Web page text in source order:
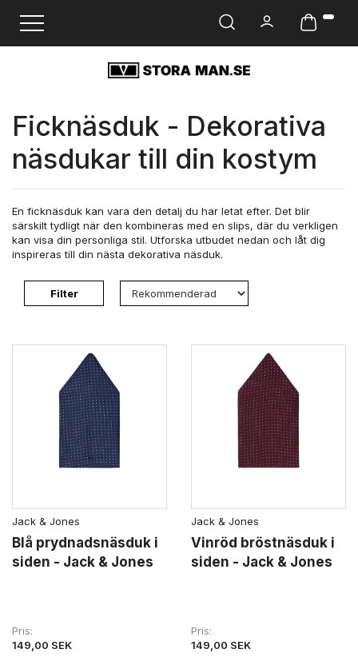
Ändra navigering
Ficknäsduk - Dekorativa
näsdukar till din kostym
En ficknäsduk kan vara den detalj du har letat efter. Det blir
särskilt tydligt när den kombineras med en slips, där du verkligen
kan visa din personliga stil. Utforska utbudet nedan och låt dig
inspireras till din nästa dekorativa näsduk.
Filter
Jack & Jones
Blå prydnadsnäsduk i
siden - Jack & Jones
Pris
149,00 SEK
Jack & Jones
Vinröd bröstnäsduk i
siden - Jack & Jones
Pris
149,00 SEK